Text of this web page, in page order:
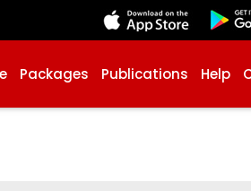
Packages Publications Help